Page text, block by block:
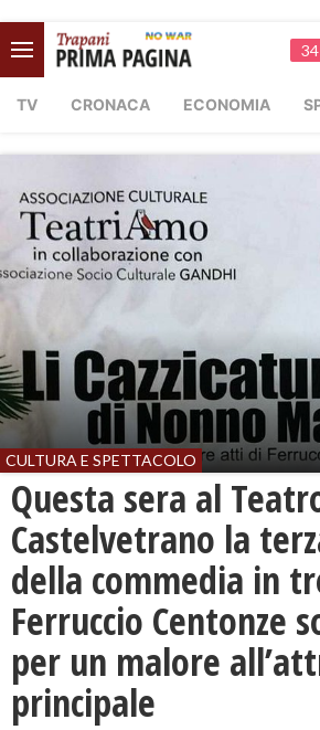
34
TV CRONACA ECONOMIA
CULTURA E SPETTACOLO
Questa sera al
Castelvetrano la
della commedia in
Ferruccio Centonze
per un malore
principale